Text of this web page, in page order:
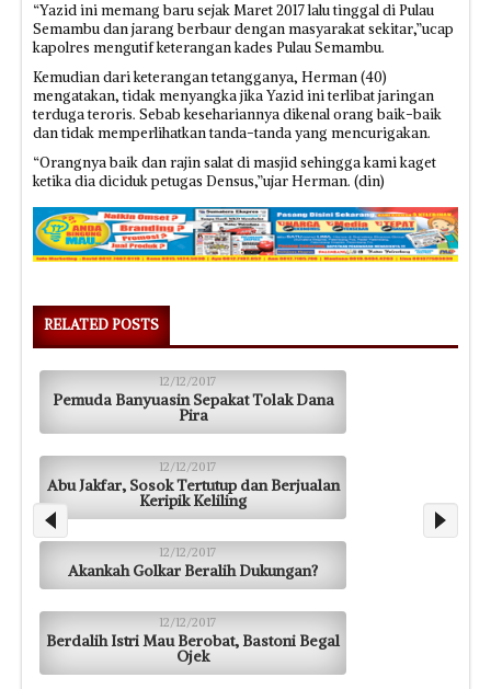
“Yazid ini memang baru sejak Maret 2017 lalu tinggal di Pulau
Semambu dan jarang berbaur dengan masyarakat sekitar,”ucap
kapolres mengutif keterangan kades Pulau Semambu.
Kemudian dari keterangan tetangganya, Herman (40)
mengatakan, tidak menyangka jika Yazid ini terlibat jaringan
terduga teroris. Sebab kesehariannya dikenal orang baik-baik
dan tidak memperlihatkan tanda-tanda yang mencurigakan.
“Orangnya baik dan rajin salat di masjid sehingga kami kaget
ketika dia diciduk petugas Densus,”ujar Herman. (din)
RELATED POSTS
12/12/2017
Pemuda Banyuasin Sepakat Tolak Dana
Pira
12/12/2017
Abu Jakfar, Sosok Tertutup dan Berjualan
Keripik Keliling
12/12/2017
Akankah Golkar Beralih Dukungan?
12/12/2017
Berdalih Istri Mau Berobat, Bastoni Begal
Ojek